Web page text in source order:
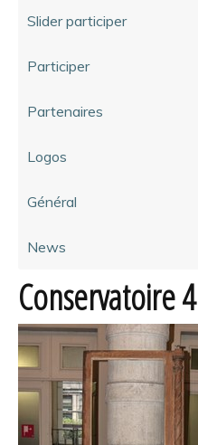
Slider participer
Participer
Partenaires
Logos
Général
News
Conservatoire 4